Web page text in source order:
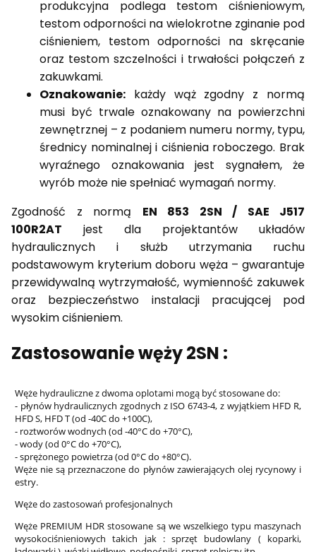
produkcyjna podlega testom ciśnieniowym,
testom odporności na wielokrotne zginanie pod
ciśnieniem, testom odporności na skręcanie
oraz testom szczelności i trwałości połączeń z
zakuwkami.
Oznakowanie: każdy wąż zgodny z normą
musi być trwale oznakowany na powierzchni
zewnętrznej – z podaniem numeru normy, typu,
średnicy nominalnej i ciśnienia roboczego. Brak
wyraźnego oznakowania jest sygnałem, że
wyrób może nie spełniać wymagań normy.
Zgodność z normą EN 853 2SN / SAE J517
100R2AT jest dla projektantów układów
hydraulicznych i służb utrzymania ruchu
podstawowym kryterium doboru węża – gwarantuje
przewidywalną wytrzymałość, wymienność zakuwek
oraz bezpieczeństwo instalacji pracującej pod
wysokim ciśnieniem.
Zastosowanie węży 2SN :
Węże hydrauliczne z dwoma oplotami mogą być stosowane do:
- płynów hydraulicznych zgodnych z ISO 6743-4, z wyjątkiem HFD R,
HFD S, HFD T (od -40C do +100C),
- roztworów wodnych (od -40°C do +70°C),
- wody (od 0°C do +70°C),
- sprężonego powietrza (od 0°C do +80°C).
Węże nie są przeznaczone do płynów zawierających olej rycynowy i
estry.
Węże do zastosowań profesjonalnych
Węże PREMIUM HDR stosowane są we wszelkiego typu maszynach
wysokociśnieniowych takich jak : sprzęt budowlany ( koparki,